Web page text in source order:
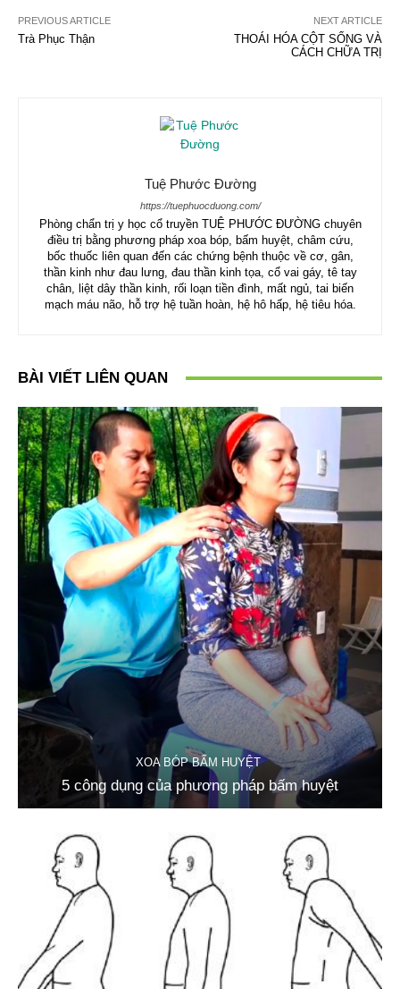
PREVIOUS ARTICLE
Trà Phục Thận
NEXT ARTICLE
THOÁI HÓA CỘT SỐNG VÀ
CÁCH CHỮA TRỊ
Tuệ Phước Đường
https://tuephuocduong.com/
Phòng chẩn trị y học cổ truyền TUỆ PHƯỚC ĐƯỜNG chuyên
điều trị bằng phương pháp xoa bóp, bấm huyệt, châm cứu,
bốc thuốc liên quan đến các chứng bệnh thuộc về cơ, gân,
thần kinh như đau lưng, đau thần kinh tọa, cổ vai gáy, tê tay
chân, liệt dây thần kinh, rối loạn tiền đình, mất ngủ, tai biến
mạch máu não, hỗ trợ hệ tuần hoàn, hệ hô hấp, hệ tiêu hóa.
BÀI VIẾT LIÊN QUAN
XOA BÓP BẤM HUYỆT
5 công dụng của phương pháp bấm huyệt